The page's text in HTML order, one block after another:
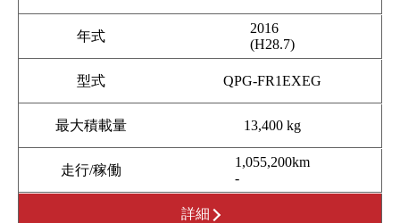
年式
2016
(H28.7)
型式 QPG-FR1EXEG
最大積載量 13,400 kg
走行/稼働
1,055,200km
-
詳細